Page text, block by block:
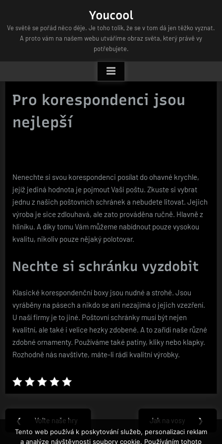
content
Youcool
Ve světě se pořád něco děje. Je toho tolik, že se v tom dá jen těžko vyznat.
A proto vám na našem webu utváříme obraz světa, který právě vy
potřebujete.
Pro korespondenci jsou
nejlepší
Nenechte si svou korespondenci posílat do ohavné krychle,
jejíž jediná hodnota je pojmout Vaši poštu. Zkuste si vybrat
jednu z našich poštovních schránek a nebudete litovat. Jejich
výroba je sice zdlouhavá, ale zato prováděna ručně. Hlavně z
hliníku. A díky tomu Vám můžeme nabídnout pouze vysokou
kvalitu, nikoliv pouze nějaký polotovar.
Nechte si schránku vyzdobit
Klasické korespondenční boxy jsou nudné a strohé. Jsou
vyráběny na pásech a nikdo se ani nezajímá o jejich vzezření.
U naší firmy je to jiné. Poštovní schránky musí být nejen
kvalitní, ale také i velice hezky zdobené. A to zařídí naše různé
zdobné ornamenty. Používáme také patiny, kliky nebo klapky.
Rozhodně nás navštivte, máte-li rádi kvalitní výrobky.
Navigace
pro
❮
Previous
Post:
Volte naše hry
Next
Post:
Jak na vosy ❯
Tento web používá k poskytování služeb, personalizaci reklam
a analýze návštěvnosti soubory cookie. Používáním tohoto